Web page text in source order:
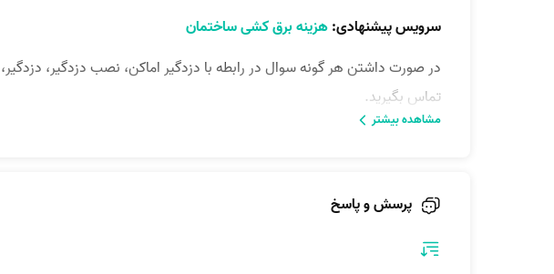
سرویس پیشنهادی:هزینه برق کشی ساختمان
در صورت داشتن هر گونه سوال در رابطه با دزدگیر اماکن، نصب دزدگیر،
تماس بگیرید.
مشاهده بیشتر
پرسش و پاسخ